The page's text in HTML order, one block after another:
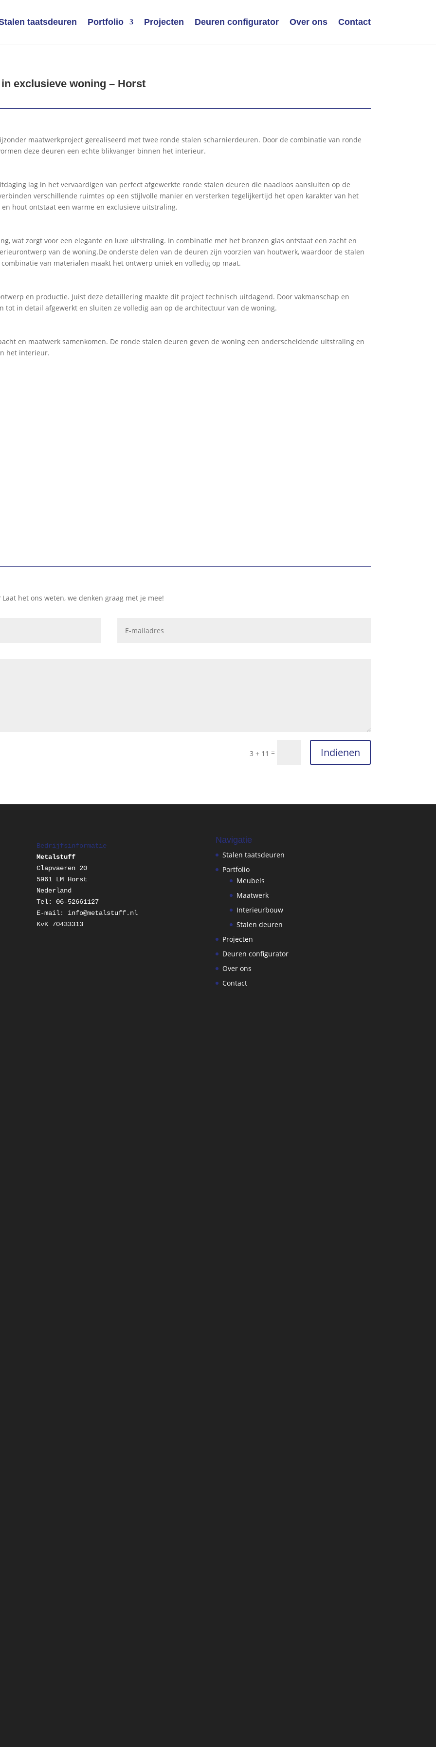
taatsdeuren Portfolio Projecten Deuren configurator Over ons Contact
exclusieve woning – Horst
maatwerkproject gerealiseerd met twee ronde stalen scharnierdeuren. Door de combinatie van ronde
deze deuren een echte blikvanger binnen het interieur.
lag in het vervaardigen van perfect afgewerkte ronde stalen deuren die naadloos aansluiten op de
verschillende ruimtes op een stijlvolle manier en versterken tegelijkertijd het open karakter van het
hout ontstaat een warme en exclusieve uitstraling.
wat zorgt voor een elegante en luxe uitstraling. In combinatie met het bronzen glas ontstaat een zacht en
van de woning.De onderste delen van de deuren zijn voorzien van houtwerk, waardoor de stalen
van materialen maakt het ontwerp uniek en volledig op maat.
en productie. Juist deze detaillering maakte dit project technisch uitdagend. Door vakmanschap en
tot in detail afgewerkt en sluiten ze volledig aan op de architectuur van de woning.
en maatwerk samenkomen. De ronde stalen deuren geven de woning een onderscheidende uitstraling en
het interieur.
het ons weten, we denken graag met je mee!
3 + 11 = Indienen
Bedrijfsinformatie
Metalstuff
Clapvaeren 20
5961 LM Horst
Nederland
Tel: 06-52661127
E-mail: info@metalstuff.nl
KvK 70433313
Navigatie
Stalen taatsdeuren
Portfolio
Meubels
Maatwerk
Interieurbouw
Stalen deuren
Projecten
Deuren configurator
Over ons
Contact